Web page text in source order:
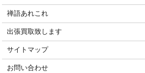
禅語あれこれ
出張買取致します
サイトマップ
お問い合わせ